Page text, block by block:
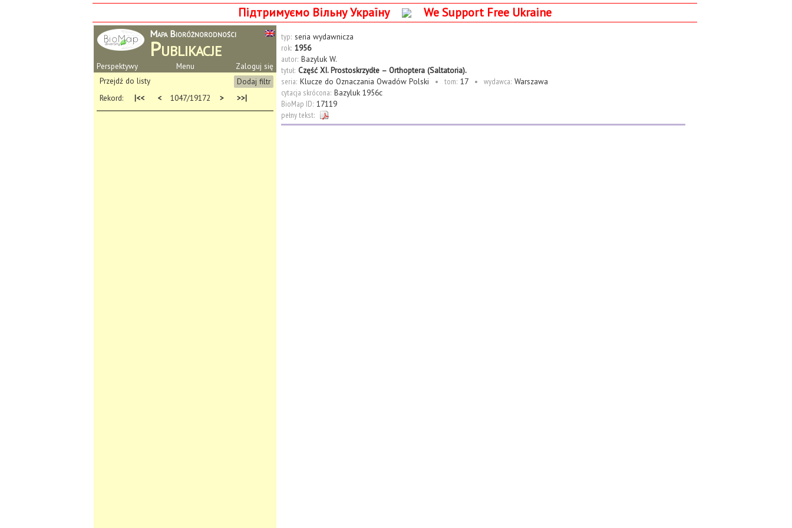
Підтримуємо Вільну Україну We Support Free Ukraine
Mapa Bioróżnorodności
Publikacje
Perspektywy Zaloguj się
Menu
Dodaj filtr
Przejdź do listy
Rekord:
|<< < 1047/19172 > >>|
typ: seria wydawnicza
rok: 1956
autor: Bazyluk W.
tytuł: Część XI. Prostoskrzydłe – Orthoptera (Saltatoria).
seria: Klucze do Oznaczania Owadów Polski • tom: 17 • wydawca: Warszawa
cytacja skrócona: Bazyluk 1956c
BioMap ID: 17119
pełny tekst: